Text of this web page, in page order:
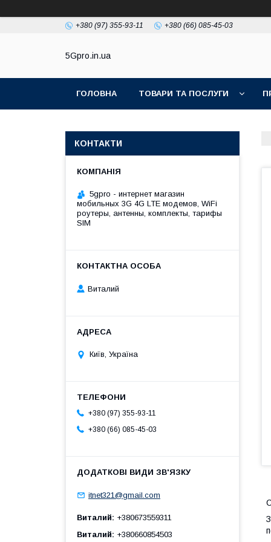
+380 (97) 355-93-11 +380 (66) 085-45-03
5Gpro.in.ua
ГОЛОВНА ТОВАРИ ТА ПОСЛУГИ
КОНТАКТИ
5gpro - интернет магазин
мобильных 3G 4G LTE модемов, WiFi
роутеры, антенны, комплекты, тарифы
SIM
Виталий
Київ, Україна
+380 (97) 355-93-11
+380 (66) 085-45-03
itnet321@gmail.com
Виталий
+380673559311
Виталий
+380660854503